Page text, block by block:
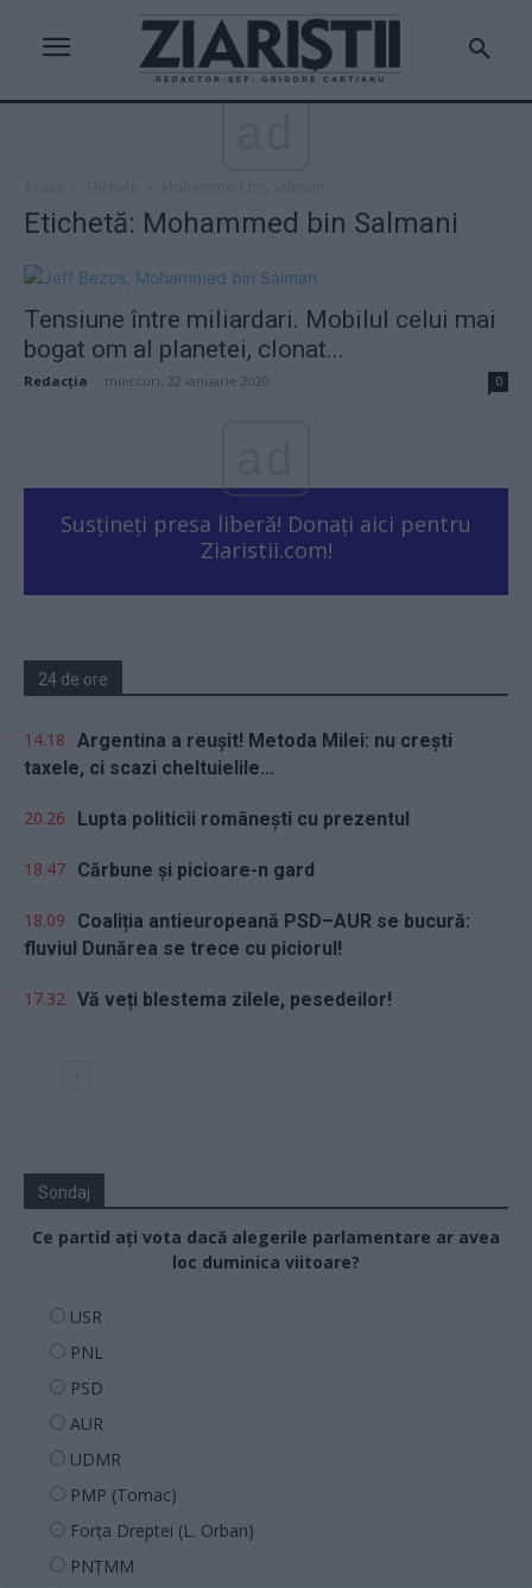
Etichetă: Mohammed bin Salmani
Tensiune între miliardari. Mobilul celui mai
bogat om al planetei, clonat...
Redacţia miercuri, 22 ianuarie 2020 0
Susțineți presa liberă! Donați aici pentru
Ziaristii.com!
24 de ore
14.18 Argentina a reușit! Metoda Milei: nu crești
taxele, ci scazi cheltuielile...
20.26 Lupta politicii românești cu prezentul
18.47 Cărbune și picioare-n gard
18.09
Coaliția antieuropeană PSD–AUR se bucură:
fluviul Dunărea se trece cu piciorul!
17.32 Vă veți blestema zilele, pesedeilor!
Sondaj
Ce partid ați vota dacă alegerile parlamentare ar avea
loc duminica viitoare?
USR
PNL
PSD
AUR
UDMR
PMP (Tomac)
Forța Dreptei (L. Orban)
PNȚMM